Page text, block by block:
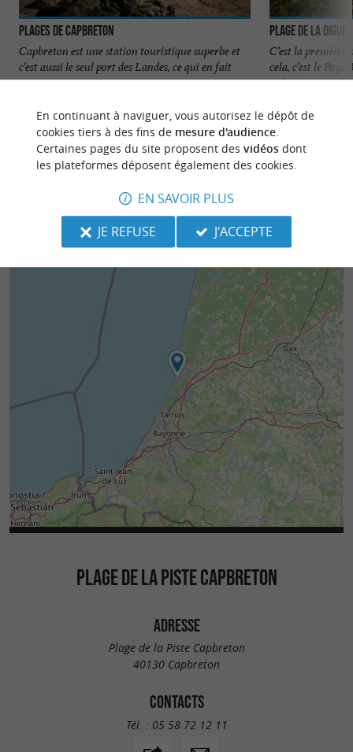
Plages de Capbreton
Capbreton est une station touristique superbe et
c’est aussi le seul port des Landes, ce qui en fait
une ...
35 m - Capbreton
Plage de la Digue
C’est la
cela, c’est le Pays
qui est ...
270 m -
PLAGE DE LA PISTE CAPBRETON
ADRESSE
Plage de la Piste Capbreton
40130 Capbreton
CONTACTS
Tél. : 05 58 72 12 11
En continuant à naviguer, vous autorisez le dépôt de
cookies tiers à des fins de mesure d'audience.
Certaines pages du site proposent des vidéosdont
les plateformes déposent également des cookies.
EN SAVOIR PLUS
JE REFUSE
J'ACCEPTE